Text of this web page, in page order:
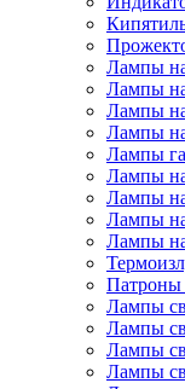
Лампы
Лампы
Лампы
Лампы
Лампы
Лампы
Лампы
Лампы
Лампы
Патроны
Лампы
Лампы
Лампы
Лампы